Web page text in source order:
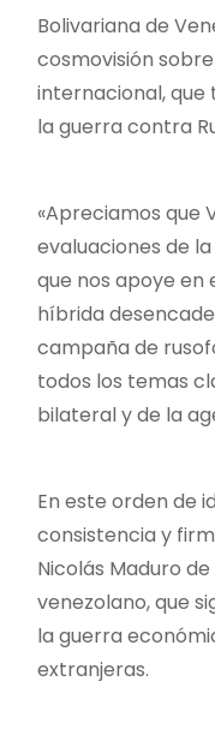
Bolivariana de
cosmovisión
internacional, que
la guerra contra
«Apreciamos que
evaluaciones de
que nos apoye
híbrida
campaña de
todos los temas
bilateral y de la
En este orden de
consistencia y
Nicolás Maduro
venezolano, que
la guerra
extranjeras.